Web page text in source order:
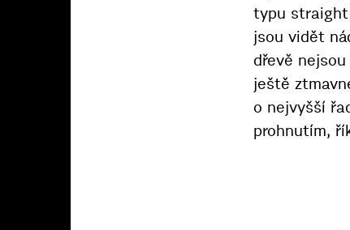
typu straight
jsou vidět
dřevě
ještě
o nejvyšší
prohnutím,